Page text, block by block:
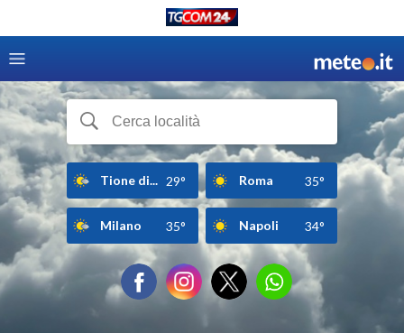
Tione di... 29° Roma 35°
Milano 35° Napoli 34°